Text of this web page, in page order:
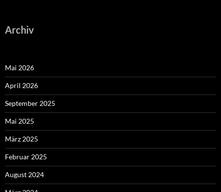
Archiv
Mai 2026
April 2026
September 2025
Mai 2025
März 2025
Februar 2025
August 2024